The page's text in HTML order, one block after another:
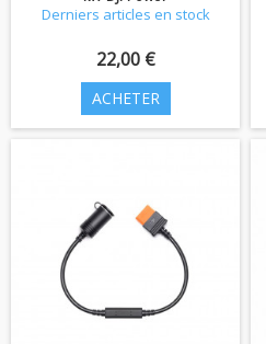
Derniers articles en stock
22,00 €
ACHETER